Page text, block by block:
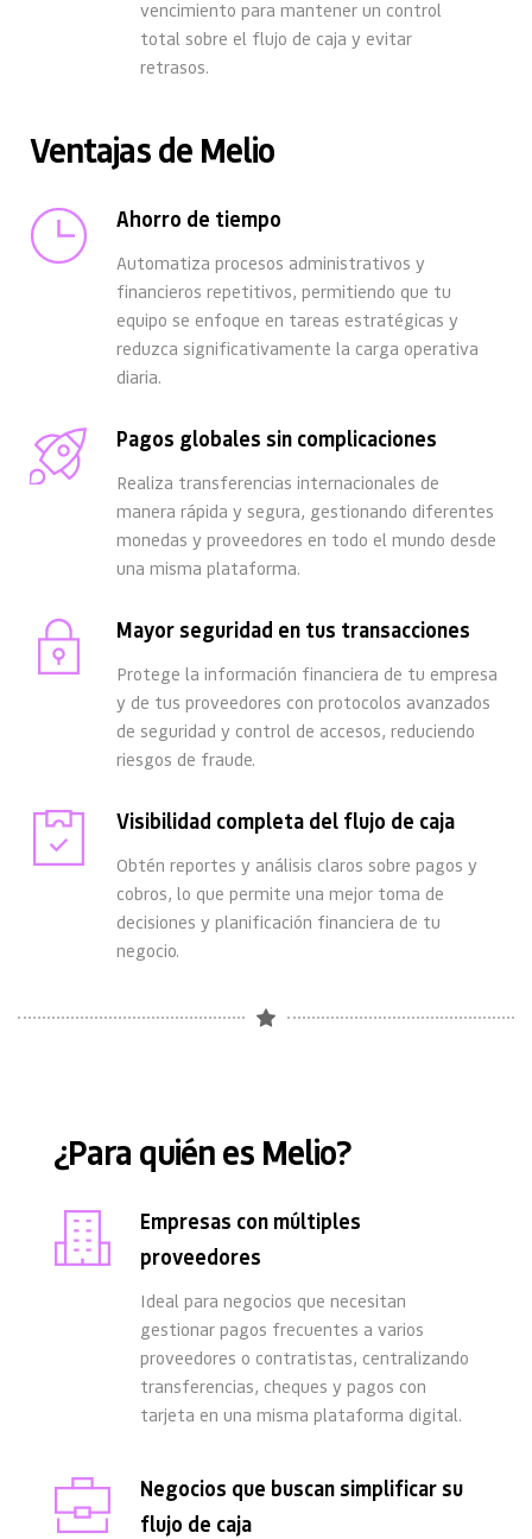
vencimiento para mantener un control
total sobre el flujo de caja y evitar
retrasos.
Ventajas de Melio
Ahorro de tiempo
Automatiza procesos administrativos y
financieros repetitivos, permitiendo que tu
equipo se enfoque en tareas estratégicas y
reduzca significativamente la carga operativa
diaria.
Pagos globales sin complicaciones
Realiza transferencias internacionales de
manera rápida y segura, gestionando diferentes
monedas y proveedores en todo el mundo desde
una misma plataforma.
Mayor seguridad en tus transacciones
Protege la información financiera de tu empresa
y de tus proveedores con protocolos avanzados
de seguridad y control de accesos, reduciendo
riesgos de fraude.
Visibilidad completa del flujo de caja
Obtén reportes y análisis claros sobre pagos y
cobros, lo que permite una mejor toma de
decisiones y planificación financiera de tu
negocio.
¿Para quién es Melio?
Empresas con múltiples
proveedores
Ideal para negocios que necesitan
gestionar pagos frecuentes a varios
proveedores o contratistas, centralizando
transferencias, cheques y pagos con
tarjeta en una misma plataforma digital.
Negocios que buscan simplificar su
flujo de caja